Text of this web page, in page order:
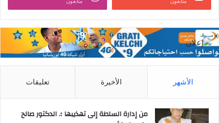
الأشهر الأخيرة تعليقات
من إدارة السلطة إلى تهذيبها ؛. الدكتور صالح